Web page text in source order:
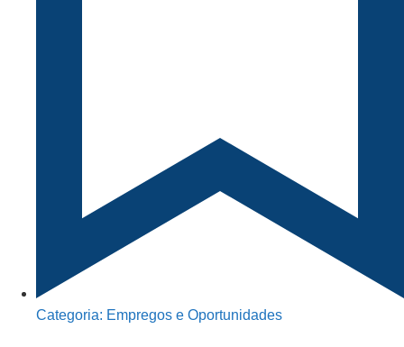
Categoria: Empregos e Oportunidades